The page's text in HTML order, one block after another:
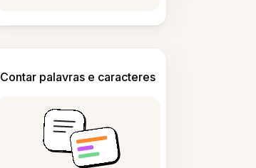
Contar palavras e caracteres